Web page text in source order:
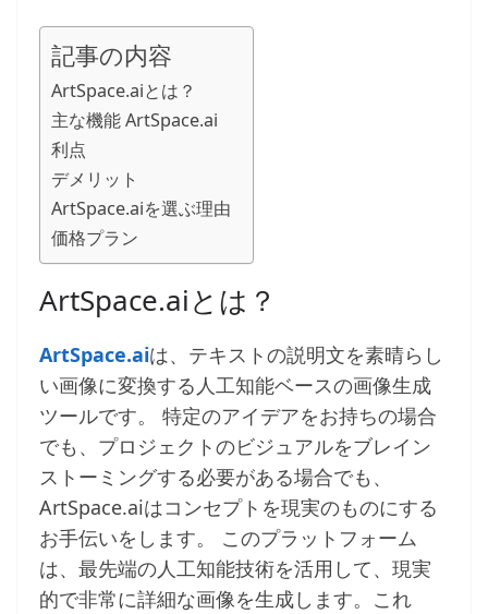
記事の内容
ArtSpace.aiとは？
主な機能 ArtSpace.ai
利点
デメリット
ArtSpace.aiを選ぶ理由
価格プラン
ArtSpace.aiとは？
ArtSpace.aiは、テキストの説明文を素晴らし
い画像に変換する人工知能ベースの画像生成
ツールです。 特定のアイデアをお持ちの場合
でも、プロジェクトのビジュアルをブレイン
ストーミングする必要がある場合でも、
ArtSpace.aiはコンセプトを現実のものにする
お手伝いをします。 このプラットフォーム
は、最先端の人工知能技術を活用して、現実
的で非常に詳細な画像を生成します。これ